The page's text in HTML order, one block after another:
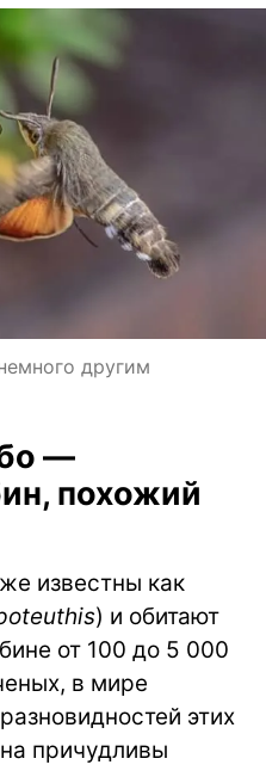
другим
—
похожий
известны как
) и обитают
от 100 до 5 000
в мире
этих
причудливы